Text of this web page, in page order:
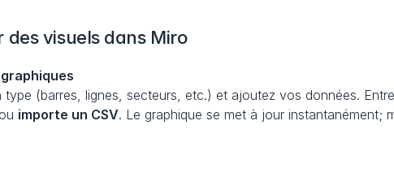
des visuels dans Miro
type (barres, lignes, secteurs, etc.) et ajoutez vos données.
importe un CSV. Le graphique se met à jour instantanément;